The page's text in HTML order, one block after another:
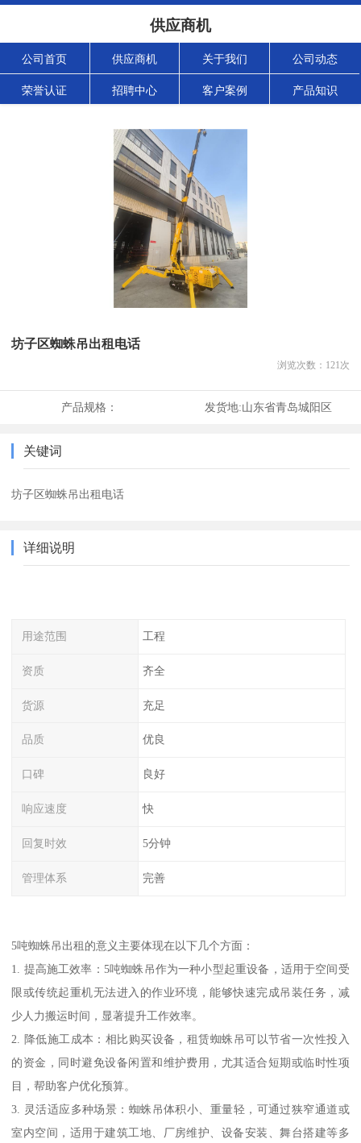
供应商机
公司首页 供应商机 关于我们 公司动态
荣誉认证 招聘中心 客户案例 产品知识
坊子区蜘蛛吊出租电话
浏览次数： 121次
产品规格： 发货地:山东省青岛城阳区
关键词
坊子区蜘蛛吊出租电话
详细说明
用途范围 工程
资质 齐全
货源 充足
品质 优良
口碑 良好
响应速度 快
回复时效 5分钟
管理体系 完善
5吨蜘蛛吊出租的意义主要体现在以下几个方面：
1. 提高施工效率：5吨蜘蛛吊作为一种小型起重设备，适用于空间受
限或传统起重机无法进入的作业环境，能够快速完成吊装任务，减
少人力搬运时间，显著提升工作效率。
2. 降低施工成本：相比购买设备，租赁蜘蛛吊可以节省一次性投入
的资金，同时避免设备闲置和维护费用，尤其适合短期或临时性项
目，帮助客户优化预算。
3. 灵活适应多种场景：蜘蛛吊体积小、重量轻，可通过狭窄通道或
室内空间，适用于建筑工地、厂房维护、设备安装、舞台搭建等多